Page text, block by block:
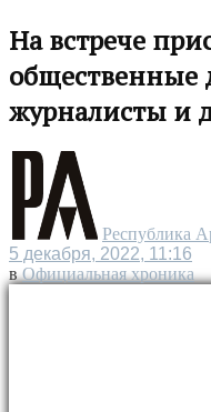
На встрече
общественные
журналисты и
Республика
5 декабря, 2022, 11:16
в Официальная хроника